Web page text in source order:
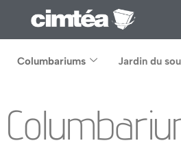
Columbariums Jardin du